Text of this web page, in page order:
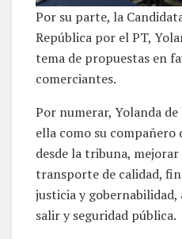
Por su parte, la
República por el PT,
tema de propuestas en
comerciantes.
Por numerar, Yolanda
ella como su compañero
desde la tribuna,
transporte de calidad,
justicia y gobernabilidad,
salir y seguridad pública.